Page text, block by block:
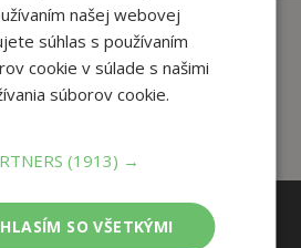
ktorí si kúpili
tiež kúpili
našej webovej
súhlas s používaním
cookie v súlade s našimi
súborov cookie.
(1913) →
SO VŠETKÝMI